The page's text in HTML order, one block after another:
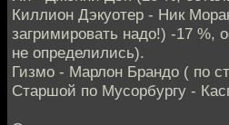
Киллион Дэкуотер - Ник
загримировать надо!) -17 %,
не определились).
Гизмо - Марлон Брандо ( по
Старшой по Мусорбургу -